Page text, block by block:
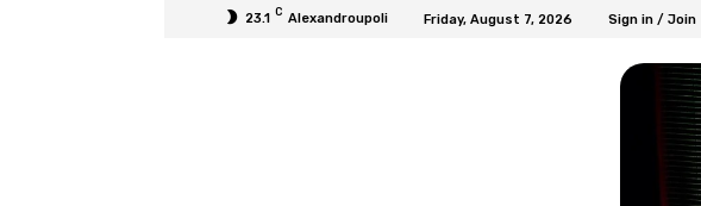
23.1 C Alexandroupoli Friday, August 7, 2026 Sign in / Join